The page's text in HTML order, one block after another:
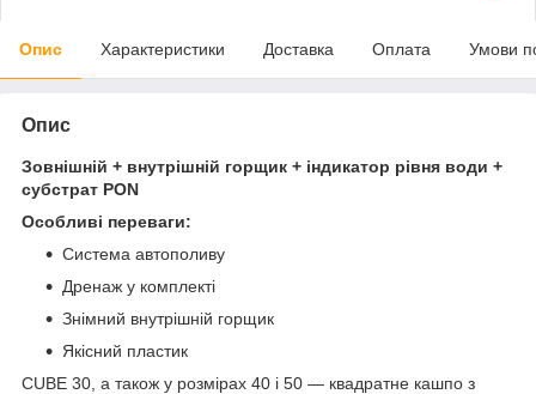
Опис Характеристики Доставка Оплата Умови
Опис
Зовнішній + внутрішній горщик + індикатор рівня води +
субстрат PON
Особливі переваги:
Система автополиву
Дренаж у комплекті
Знімний внутрішній горщик
Якісний пластик
CUBE 30, а також у розмірах 40 і 50 — квадратне кашпо з